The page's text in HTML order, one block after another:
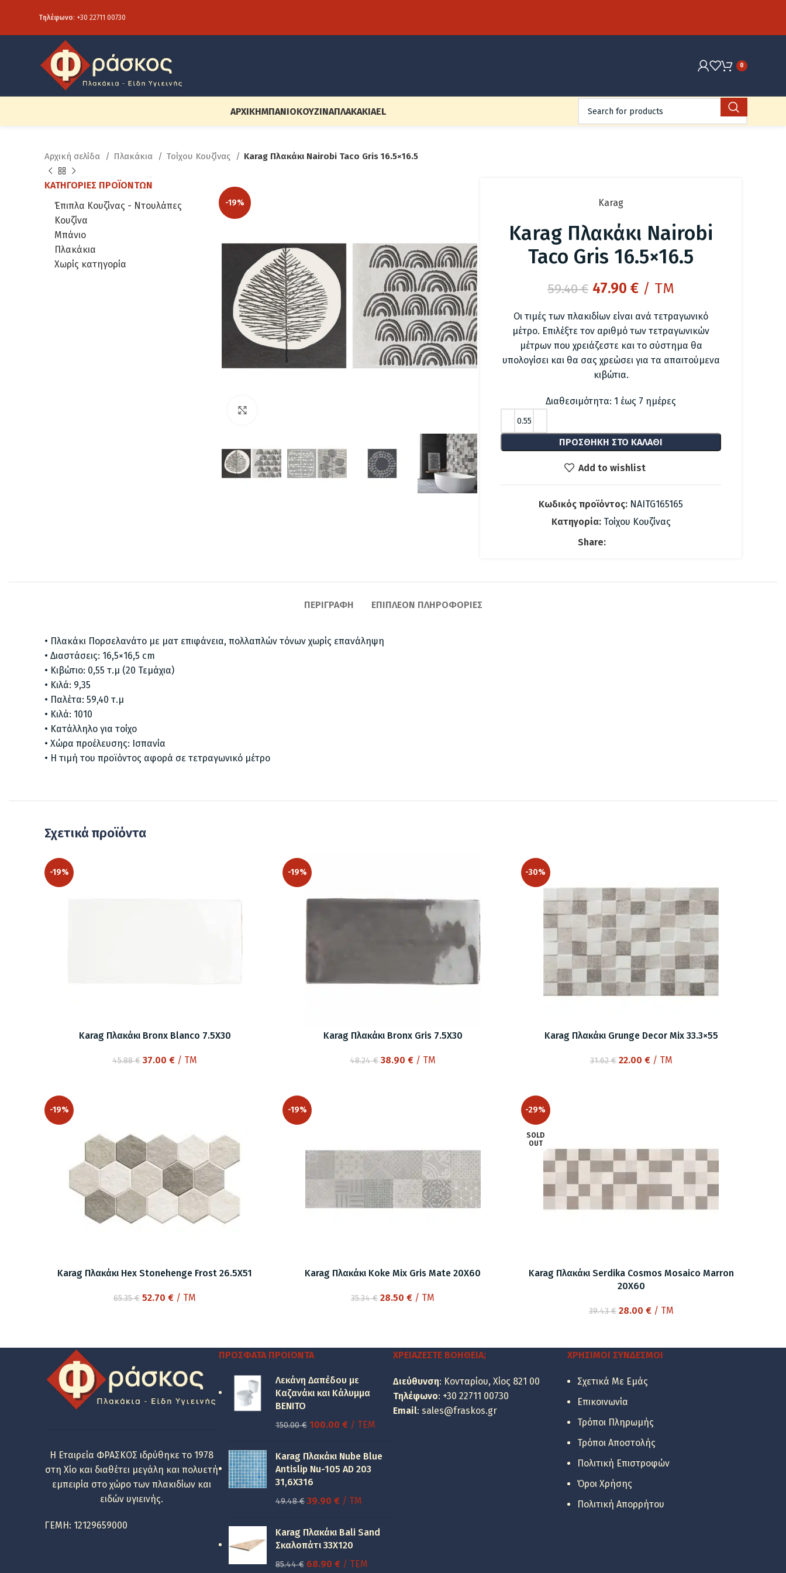
Τηλέφωνο: +30 22711 00730
0
ΑΡΧΙΚΉΜΠΆΝΙΟΚΟΥΖΊΝΑΠΛΑΚΆΚΙΑEL
Αρχική σελίδα Πλακάκια Τοίχου Κουζίνας Karag Πλακάκι Nairobi Taco Gris 16.5×16.5
-19% Karag
Karag Πλακάκι Nairobi
Taco Gris 16.5×16.5
59.40€ Original
was:
59.40 €.
47.90 €Η
τιμή
είναι:
47.90 €.
/ TM
Οι τιμές των πλακιδίων είναι ανά τετραγωνικό
μέτρο. Επιλέξτε τον αριθμό των τετραγωνικών
μέτρων που χρειάζεστε και το σύστημα θα
υπολογίσει και θα σας χρεώσει για τα απαιτούμενα
κιβώτια.
Διαθεσιμότητα: 1 έως 7 ημέρες
ΠΡΟΣΘΉΚΗ ΣΤΟ ΚΑΛΆΘΙ
Add to wishlist
Κωδικός προϊόντος: NAITG165165
Κατηγορία: Τοίχου Κουζίνας
Share:
ΚΑΤΗΓΟΡΊΕΣ ΠΡΟΪΌΝΤΩΝ
Έπιπλα Κουζίνας - Ντουλάπες
Κουζίνα
Μπάνιο
Πλακάκια
Χωρίς κατηγορία
ΠΕΡΙΓΡΑΦΉ ΕΠΙΠΛΈΟΝ ΠΛΗΡΟΦΟΡΊΕΣ
• Πλακάκι Πορσελανάτο με ματ επιφάνεια, πολλαπλών τόνων χωρίς επανάληψη
• Διαστάσεις: 16,5×16,5 cm
• Κιβώτιο: 0,55 τ.μ (20 Τεμάχια)
• Κιλά: 9,35
• Παλέτα: 59,40 τ.μ
• Κιλά: 1010
• Κατάλληλο για τοίχο
• Χώρα προέλευσης: Ισπανία
• Η τιμή του προϊόντος αφορά σε τετραγωνικό μέτρο
Σχετικά προϊόντα
-19%
Karag Πλακάκι Bronx Blanco 7.5X30
45.88€ Original
37.00€Η/ TM
-19%
Karag Πλακάκι Bronx Gris 7.5X30
48.24€ Original
38.90€Η/ TM
-30%
Karag Πλακάκι Grunge Decor Mix 33.3×55
31.62€ Original
22.00 €Η
/ TM
-19%
Karag Πλακάκι Hex Stonehenge Frost 26.5X51
65.35€ Original
52.70€Η
52.70 €.
/ TM
-19%
Karag Πλακάκι Koke Mix Gris Mate 20X60
35.34€ Original
28.50€Η
28.50 €.
/ TM
-29%
SOLD
OUT
Karag Πλακάκι Serdika Cosmos Mosaico Marron
20X60
39.43€ Original
39.43 €.
28.00 €Η
είναι:
28.00 €.
/ TM
Η Εταιρεία ΦΡΑΣΚΟΣ ιδρύθηκε το 1978
στη Χίο και διαθέτει μεγάλη και πολυετή
εμπειρία στο χώρο των πλακιδίων και
ειδών υγιεινής.
ΓΕΜΗ: 12129659000
ΠΡΌΣΦΑΤΑ ΠΡΟΙΌΝΤΑ
Λεκάνη Δαπέδου με
Καζανάκι και Κάλυμμα
BENITO
150.00€ Original
was:
150.00 €.
100.00 €Η
τιμή
είναι:
/ ΤΕΜ
Karag Πλακάκι Nube Blue
Antislip Nu-105 AD 203
31,6X316
49.48€ Original
was:
49.48 €.
39.90 €Η
τιμή
είναι:
39.90 €.
/ TM
Karag Πλακάκι Bali Sand
Σκαλοπάτι 33Χ120
85.44€ Original
68.90 €Η/ ΤΕΜ
ΧΡΕΙΆΖΕΣΤΕ ΒΟΉΘΕΙΑ;
Διεύθυνση: Κονταρίου, Χίος 821 00
Τηλέφωνο: +30 22711 00730
Email: sales@fraskos.gr
ΧΡΉΣΙΜΟΙ ΣΎΝΔΕΣΜΟΙ
Σχετικά Με Εμάς
Επικοινωνία
Τρόποι Πληρωμής
Τρόποι Αποστολής
Πολιτική Επιστροφών
Όροι Χρήσης
Πολιτική Απορρήτου